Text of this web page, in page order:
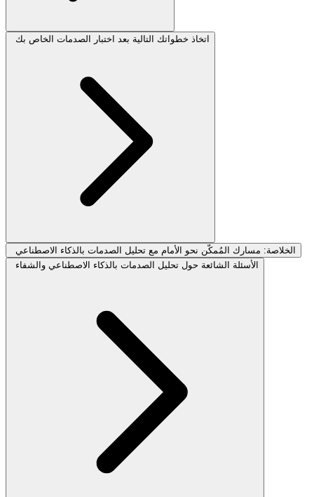
اتخاذ خطواتك التالية بعد اختبار الصدمات الخاص بك
الخلاصة: مسارك المُمكّن نحو الأمام مع تحليل الصدمات بالذكاء الاصطناعي
الأسئلة الشائعة حول تحليل الصدمات بالذكاء الاصطناعي والشفاء